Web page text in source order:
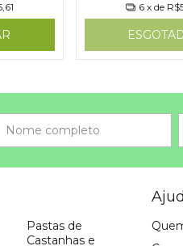
6 x de
Pastas de
Castanhas e